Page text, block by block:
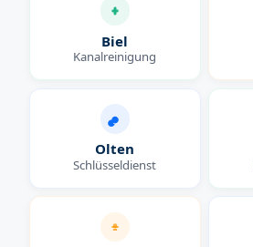
Biel
Kanalreinigung
Olten
Schlüsseldienst